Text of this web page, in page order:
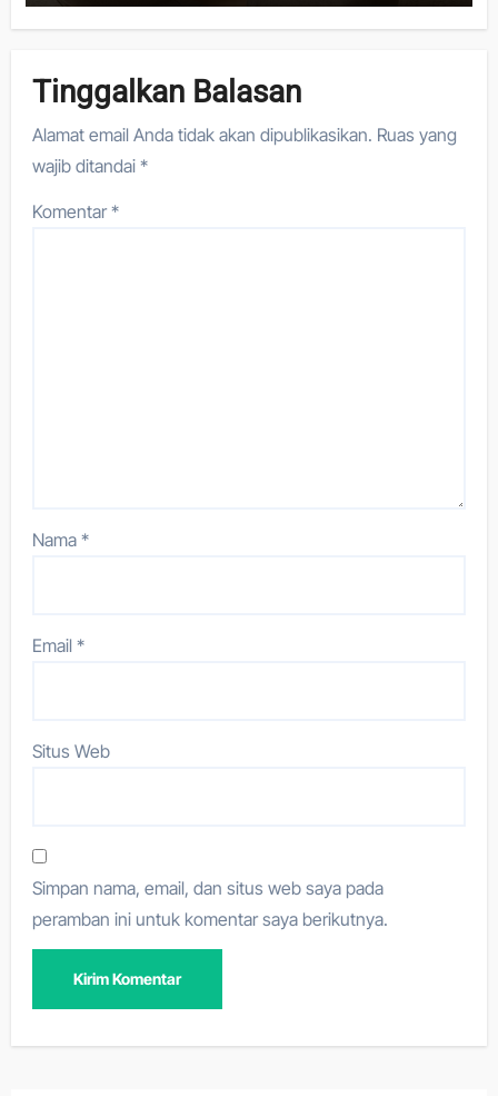
Tinggalkan Balasan
Alamat email Anda tidak akan dipublikasikan. Ruas yang
wajib ditandai*
Komentar*
Nama*
Email*
Situs Web
Simpan nama, email, dan situs web saya pada
peramban ini untuk komentar saya berikutnya.